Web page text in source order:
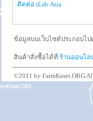
ติดต่อ iLab.Asia
ข้อมูลบนเว็บไซต์ประกอบไ
สินค้าสั่งซื้อได้ที่ ร้านออนไล
©2011 by FarmKaset.ORG